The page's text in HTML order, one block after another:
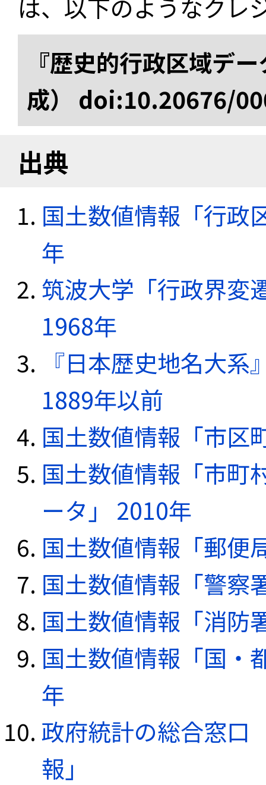
は、以下のようなクレ
『歴史的行政区域デ
成） doi:10.20676/
出典
国土数値情報「行政
年
筑波大学「行政界変
1968年
『日本歴史地名大
1889年以前
国土数値情報「市区
国土数値情報「市町
ータ」 2010年
国土数値情報「郵便
国土数値情報「警察
国土数値情報「消防
国土数値情報「国・
年
政府統計の総合窓口
報」